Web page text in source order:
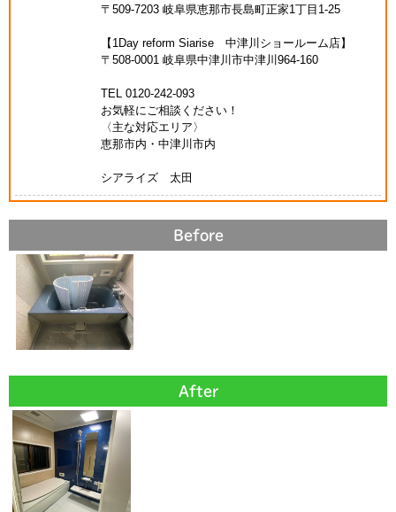
〒509-7203 岐阜県恵那市長島町正家1丁目1-25
【1Day reform Siarise 中津川ショールーム店】
〒508-0001 岐阜県中津川市中津川964-160
TEL 0120-242-093
お気軽にご相談ください！
〈主な対応エリア〉
恵那市内・中津川市内
シアライズ 太田
Before
After